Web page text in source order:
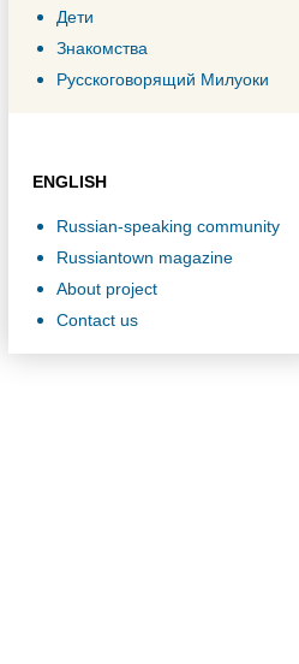
Дети
Знакомства
Русскоговорящий Милуоки
ENGLISH
Russian-speaking community
Russiantown magazine
About project
Contact us